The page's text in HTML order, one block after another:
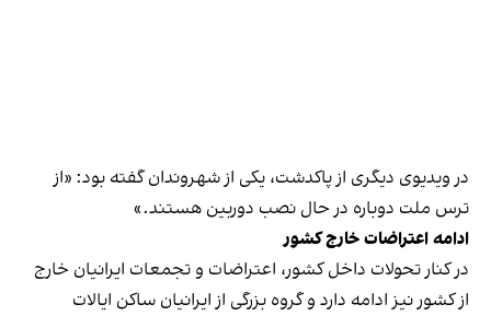
در ویدیوی دیگری از پاکدشت، یکی از شهروندان گفته بود: «از
ترس ملت دوباره در حال نصب دوربین هستند.»
ادامه اعتراضات خارج کشور
در کنار تحولات داخل کشور، اعتراضات و تجمعات ایرانیان خارج
از کشور نیز ادامه دارد و گروه بزرگی از ایرانیان ساکن ایالات